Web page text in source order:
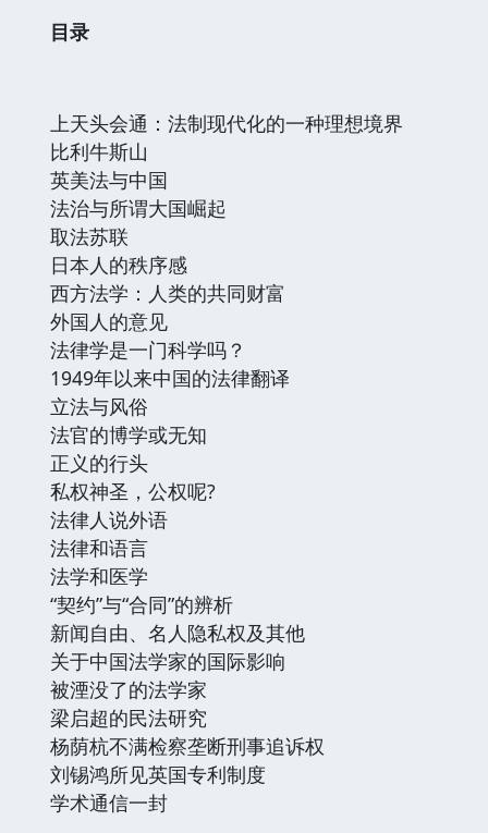
目录
上天头会通：法制现代化的一种理想境界
比利牛斯山
英美法与中国
法治与所谓大国崛起
取法苏联
日本人的秩序感
西方法学：人类的共同财富
外国人的意见
法律学是一门科学吗？
1949年以来中国的法律翻译
立法与风俗
法官的博学或无知
正义的行头
私权神圣，公权呢?
法律人说外语
法律和语言
法学和医学
“契约”与“合同”的辨析
新闻自由、名人隐私权及其他
关于中国法学家的国际影响
被湮没了的法学家
梁启超的民法研究
杨荫杭不满检察垄断刑事追诉权
刘锡鸿所见英国专利制度
学术通信一封